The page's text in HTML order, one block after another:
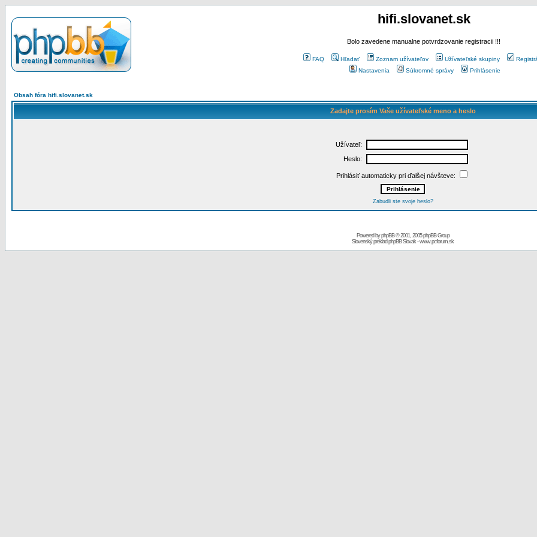
hifi.slovanet.sk
Bolo zavedene manualne potvrdzovanie registracii !!!
FAQ Hľadať Zoznam užívateľov Užívateľské skupiny
Nastavenia
Súkromné správy Prihlásenie
Obsah fóra hifi.slovanet.sk
Zadajte prosím Vaše užívateľské meno a heslo
Užívateľ:
Heslo:
Prihlásiť automaticky pri ďalšej návšteve:
Zabudli ste svoje heslo?
Powered byphpBB© 2001, 2005 phpBB Group
Slovenský preklad phpBB Slovak-www.pcforum.sk